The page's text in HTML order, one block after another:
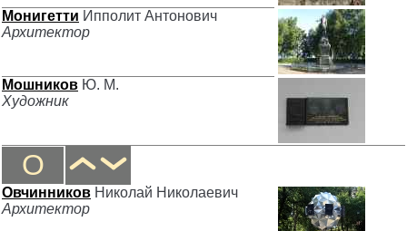
Монигетти Ипполит Антонович
Архитектор
Мошников Ю. М.
Художник
О
Овчинников Николай Николаевич
Архитектор